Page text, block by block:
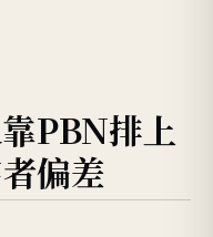
PBN排上
偏差